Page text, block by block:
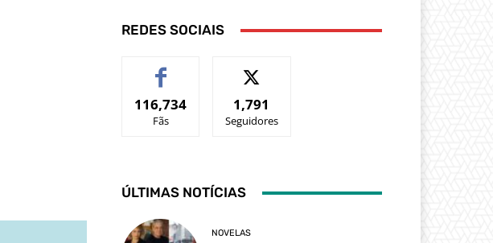
REDES SOCIAIS
116,734
Fãs
1,791
Seguidores
ÚLTIMAS NOTÍCIAS
NOVELAS